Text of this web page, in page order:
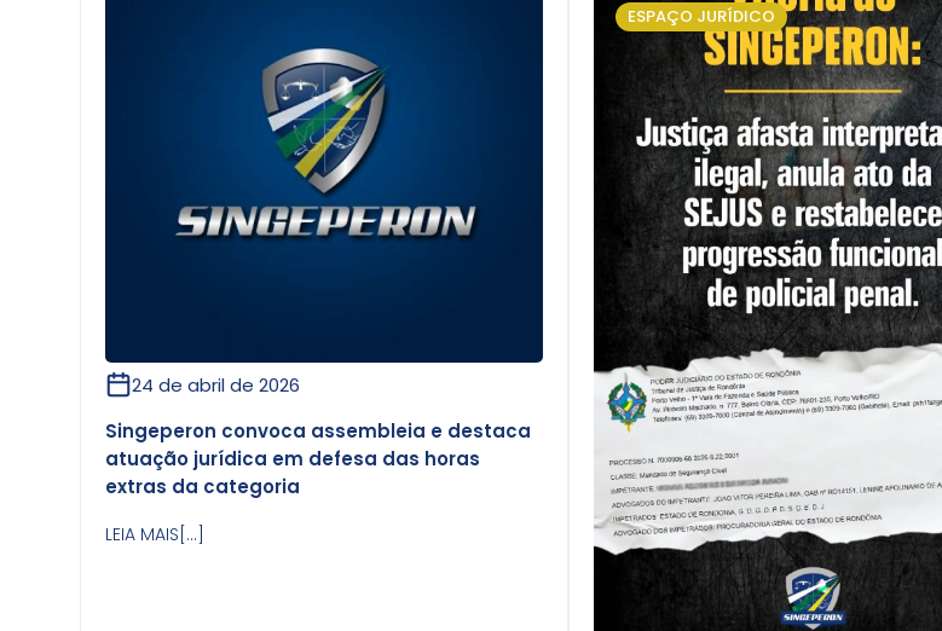
24 de abril de 2026
Singeperon convoca assembleia e destaca
atuação jurídica em defesa das horas
extras da categoria
LEIA MAIS[...]
ESPAÇO JURÍDICO